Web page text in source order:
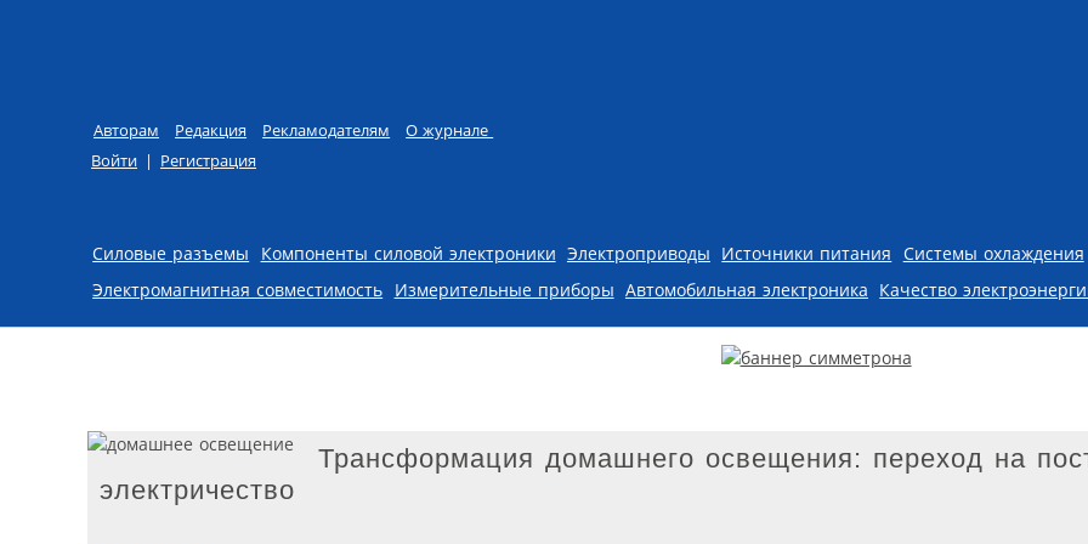
Авторам Редакция Рекламодателям
О журнале
Войти | Регистрация
Skip to content
Силовые разъемы Компоненты силовой электроники Электроприводы Источники питания Системы охлаждения
Электромагнитная совместимость Измерительные приборы Автомобильная электроника Качество
Трансформация домашнего освещения: переход на
электричество